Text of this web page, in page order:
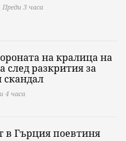
Преди 3 часа
на кралица на
след разкрития за
скандал
4 часа
в Гърция поевтиня